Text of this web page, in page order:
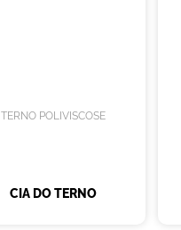
TERNO POLIVISCOSE
CIA DO TERNO